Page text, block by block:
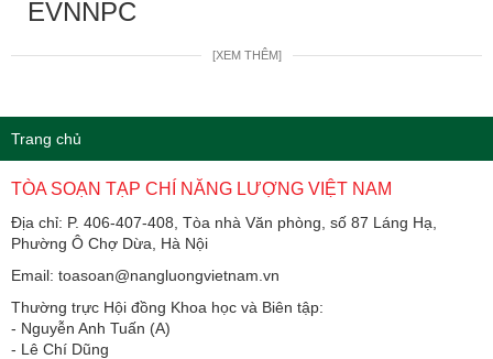
EVNNPC
[XEM THÊM]
Trang chủ
TÒA SOẠN TẠP CHÍ NĂNG LƯỢNG VIỆT NAM
Địa chỉ: P. 406-407-408, Tòa nhà Văn phòng, số 87 Láng Hạ,
Phường Ô Chợ Dừa, Hà Nội
Email: toasoan@nangluongvietnam.vn
Thường trực Hội đồng Khoa học và Biên tập:
​​​​​​- Nguyễn Anh Tuấn (A)
- Lê Chí Dũng